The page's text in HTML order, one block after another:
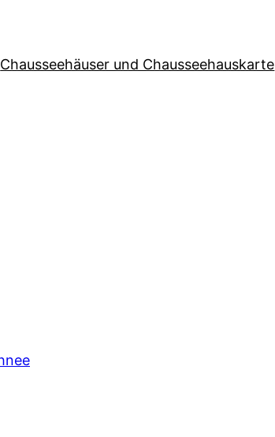
Chausseehäuser und Chausseehauskarte